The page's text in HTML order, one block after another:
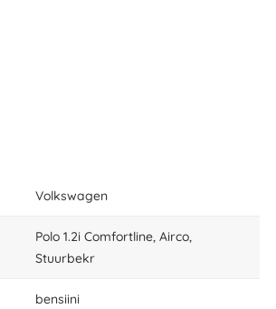
Volkswagen
Polo 1.2i Comfortline, Airco,
Stuurbekr
bensiini